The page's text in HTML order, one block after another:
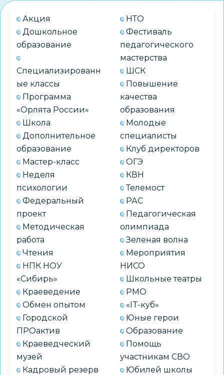
Людмиле
Александровне
Черкашиной
Акция
Дошкольное
образование
Специализированн
ые классы
Программа
«Орлята России»
Школа
Дополнительное
образование
Мастер-класс
Неделя
психологии
Федеральный
проект
Методическая
работа
Чтения
НПК НОУ
«Сибирь»
Краеведение
Обмен опытом
Городской
ПРОактив
Краеведческий
музей
Кадровый резерв
НТО
Фестиваль
педагогического
мастерства
ШСК
Повышение
качества
образования
Молодые
специалисты
Клуб директоров
ОГЭ
КВН
Телемост
РАС
Педагогическая
олимпиада
Зеленая волна
Мероприятия
НИСО
Школьные театры
РМО
«IT-куб»
Юные герои
Образование
Помощь
участникам СВО
Юбилей школы